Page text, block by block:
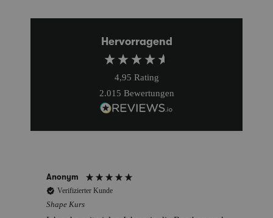
Hervorragend
4,95 Rating
2.015 Bewertungen
Bettina
Verifizierter Kunde
Shape Kurs